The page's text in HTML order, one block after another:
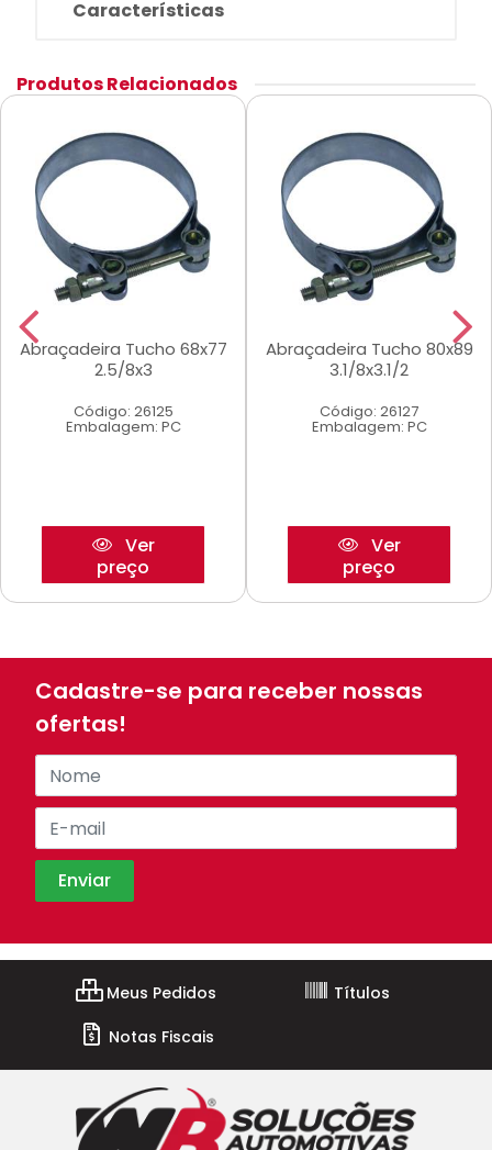
Características
Produtos Relacionados
Abraçadeira Tucho 68x77
2.5/8x3
Código: 26125
Embalagem: PC
Ver
preço
Abraçadeira Tucho 80x89
3.1/8x3.1/2
Código: 26127
Embalagem: PC
Ver
preço
Cadastre-se para receber nossas
ofertas!
Meus Pedidos
Títulos
Notas Fiscais